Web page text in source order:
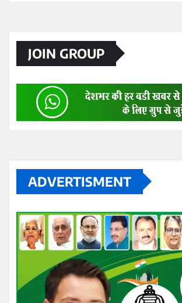
JOIN GROUP
ADVERTISMENT